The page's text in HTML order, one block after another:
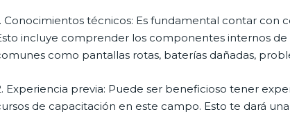
Conocimientos técnicos: Es fundamental contar con
incluye comprender los componentes internos
como pantallas rotas, baterías dañadas,
Experiencia previa: Puede ser beneficioso tener
de capacitación en este campo. Esto te dará